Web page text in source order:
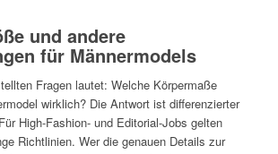
und andere
für Männermodels
Fragen lautet: Welche Körpermaße
wirklich? Die Antwort ist differenzierter
High-Fashion- und Editorial-Jobs gelten
Richtlinien. Wer die genauen Details zur